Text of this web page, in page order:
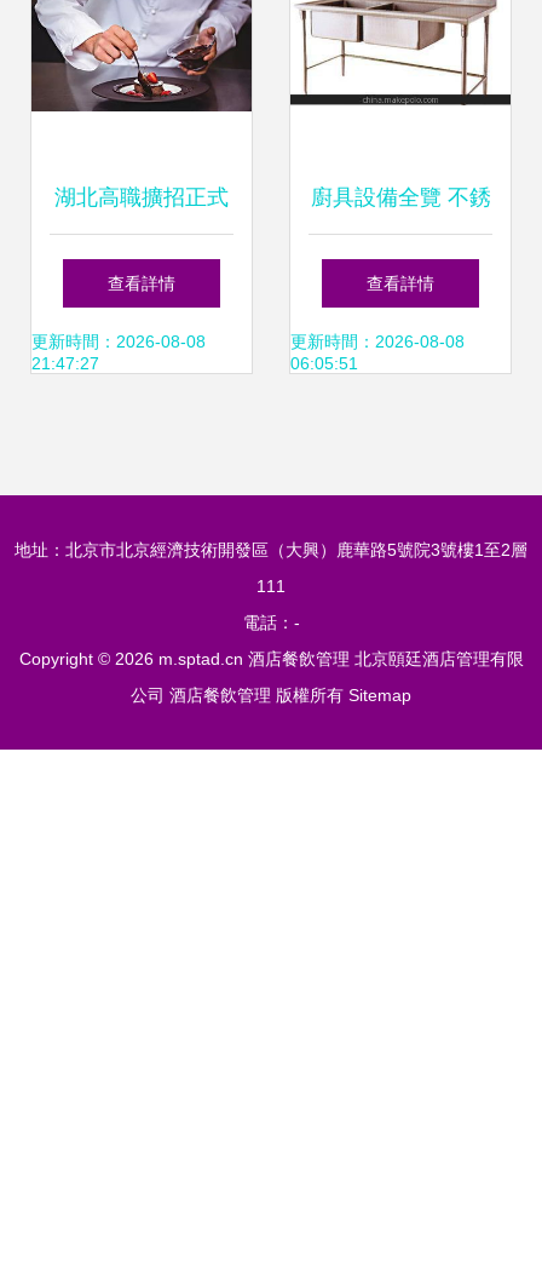
恢復
湖北高職擴招正式
啟動，酒店餐飲管
理專業迎來新機遇
查看詳情
更新時間：2026-08-08
21:47:27
廚具設備全覽 不銹
鋼廚具、工廠廚房
設備、酒店與學校
理服務
查看詳情
更新時間：2026-08-08
06:05:51
地址：北京市北京經濟技術開發區（大興）鹿華路5號院3號樓1至2層
111
電話：-
Copyright © 2026 m.sptad.cn 酒店餐飲管理 北京頤廷酒店管理有限
公司 酒店餐飲管理 版權所有 Sitemap